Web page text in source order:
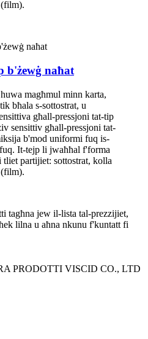
b'żewġ naħat
magħmul minn karta,
bħala s-sottostrat, u
għall-pressjoni tat-tip
sensittiv għall-pressjoni tat-
b'mod uniformi fuq is-
It-tejp li jwaħħal f'forma
partijiet: sottostrat, kolla
tagħna jew il-lista tal-prezzijiet,
lilna u aħna nkunu f'kuntatt fi
PRODOTTI VISCID CO., LTD